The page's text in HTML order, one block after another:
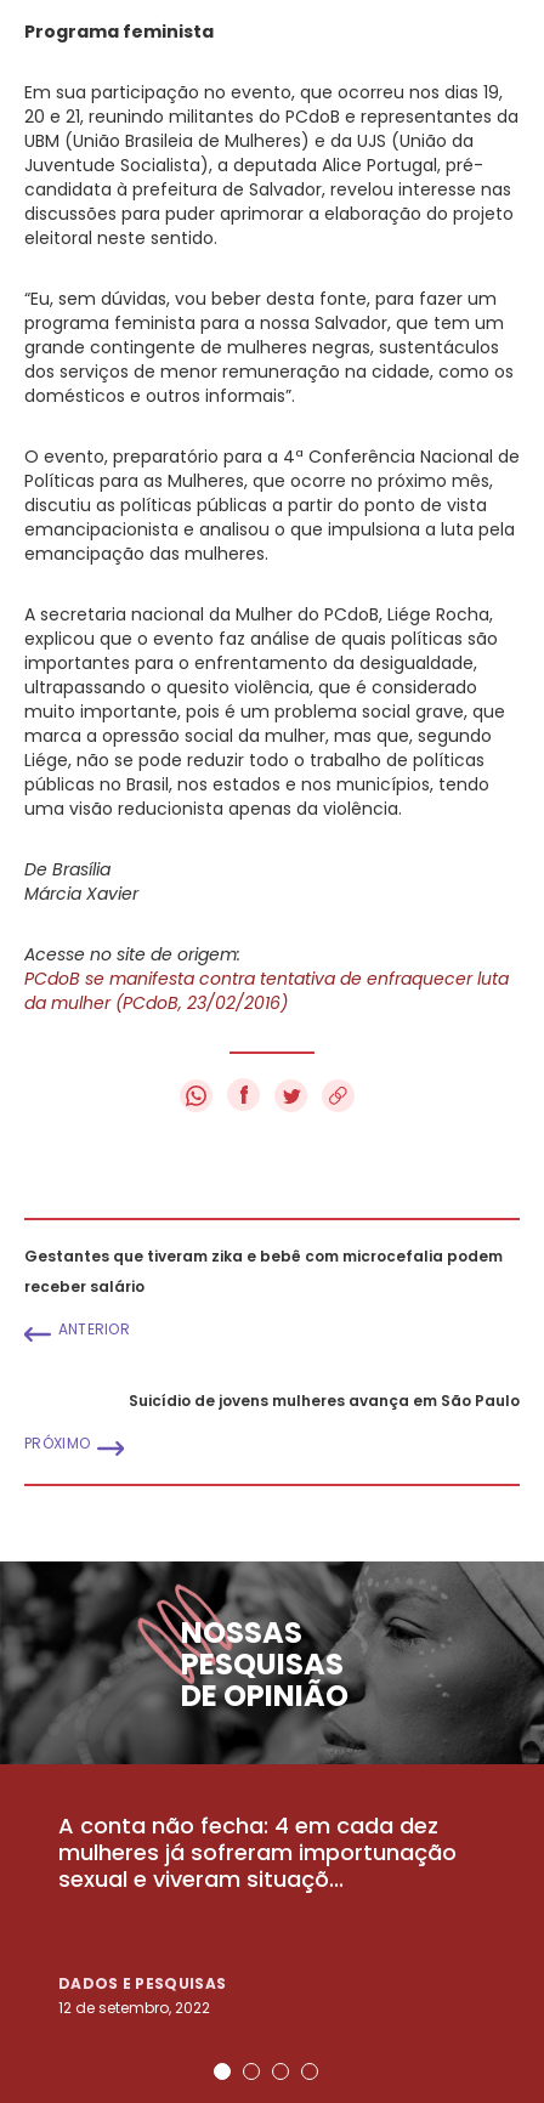
Programa feminista
Em sua participação no evento, que ocorreu nos dias 19,
20 e 21, reunindo militantes do PCdoB e representantes da
UBM (União Brasileia de Mulheres) e da UJS (União da
Juventude Socialista), a deputada Alice Portugal, pré-
candidata à prefeitura de Salvador, revelou interesse nas
discussões para puder aprimorar a elaboração do projeto
eleitoral neste sentido.
“Eu, sem dúvidas, vou beber desta fonte, para fazer um
programa feminista para a nossa Salvador, que tem um
grande contingente de mulheres negras, sustentáculos
dos serviços de menor remuneração na cidade, como os
domésticos e outros informais”.
O evento, preparatório para a 4ª Conferência Nacional de
Políticas para as Mulheres, que ocorre no próximo mês,
discutiu as políticas públicas a partir do ponto de vista
emancipacionista e analisou o que impulsiona a luta pela
emancipação das mulheres.
A secretaria nacional da Mulher do PCdoB, Liége Rocha,
explicou que o evento faz análise de quais políticas são
importantes para o enfrentamento da desigualdade,
ultrapassando o quesito violência, que é considerado
muito importante, pois é um problema social grave, que
marca a opressão social da mulher, mas que, segundo
Liége, não se pode reduzir todo o trabalho de políticas
públicas no Brasil, nos estados e nos municípios, tendo
uma visão reducionista apenas da violência.
De Brasília
Márcia Xavier
Acesse no site de origem:
PCdoB se manifesta contra tentativa de enfraquecer luta
da mulher (PCdoB, 23/02/2016)
f
Gestantes que tiveram zika e bebê com microcefalia podem
receber salário
ANTERIOR
Suicídio de jovens mulheres avança em São Paulo
PRÓXIMO
NOSSAS
PESQUISAS
DE OPINIÃO
A conta não fecha: 4 em cada dez
mulheres já sofreram importunação
sexual e viveram situaçõ...
DADOS E PESQUISAS
12 de setembro, 2022